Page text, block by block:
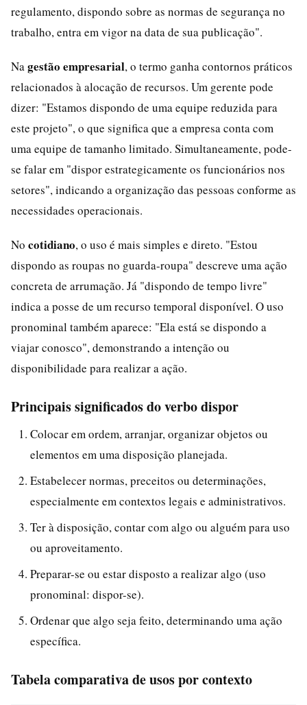
regulamento, dispondo sobre as normas de segurança no
trabalho, entra em vigor na data de sua publicação".
Na gestão empresarial, o termo ganha contornos práticos
relacionados à alocação de recursos. Um gerente pode
dizer: "Estamos dispondo de uma equipe reduzida para
este projeto", o que significa que a empresa conta com
uma equipe de tamanho limitado. Simultaneamente, pode-
se falar em "dispor estrategicamente os funcionários nos
setores", indicando a organização das pessoas conforme as
necessidades operacionais.
No cotidiano, o uso é mais simples e direto. "Estou
dispondo as roupas no guarda-roupa" descreve uma ação
concreta de arrumação. Já "dispondo de tempo livre"
indica a posse de um recurso temporal disponível. O uso
pronominal também aparece: "Ela está se dispondo a
viajar conosco", demonstrando a intenção ou
disponibilidade para realizar a ação.
Principais significados do verbo dispor
Colocar em ordem, arranjar, organizar objetos ou
elementos em uma disposição planejada.
Estabelecer normas, preceitos ou determinações,
especialmente em contextos legais e administrativos.
Ter à disposição, contar com algo ou alguém para uso
ou aproveitamento.
Preparar-se ou estar disposto a realizar algo (uso
pronominal: dispor-se).
Ordenar que algo seja feito, determinando uma ação
específica.
Tabela comparativa de usos por contexto